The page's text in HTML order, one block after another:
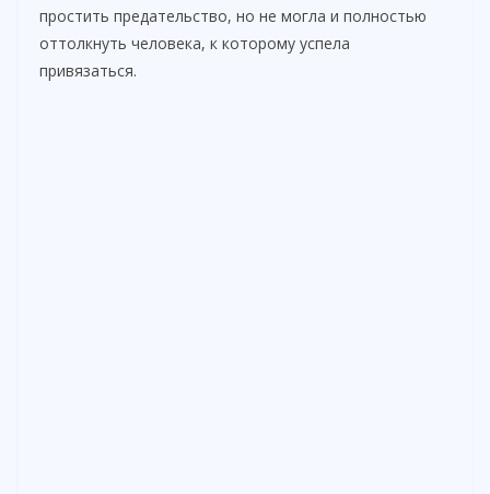
простить предательство, но не могла и полностью
оттолкнуть человека, к которому успела
привязаться.